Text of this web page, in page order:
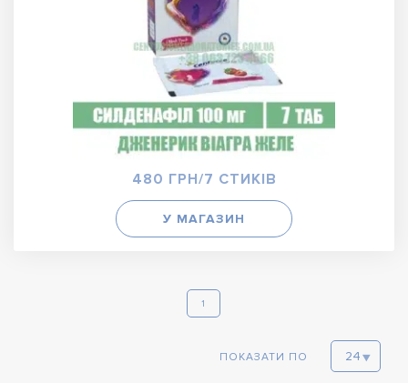
480 ГРН/7 СТИКІВ
У МАГАЗИН
1
ПОКАЗАТИ ПО